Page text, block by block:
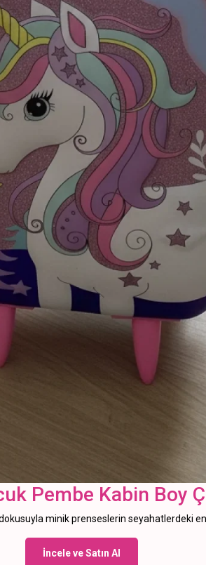
Pembe Kabin Boy
minik prenseslerin seyahatlerdeki en
İncele ve Satın Al